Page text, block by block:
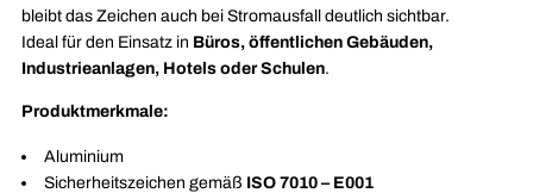
bleibt das Zeichen auch bei Stromausfall deutlich sichtbar.
Ideal für den Einsatz in Büros, öffentlichen Gebäuden,
Industrieanlagen, Hotels oder Schulen.
Produktmerkmale:
Aluminium
Sicherheitszeichen gemäß ISO 7010 – E001